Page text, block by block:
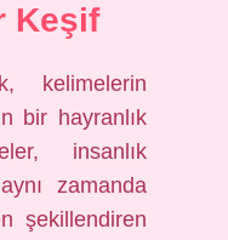
Keşif
kelimelerin
bir hayranlık
insanlık
zamanda
şekillendiren